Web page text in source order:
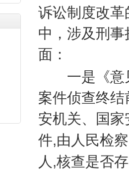
诉讼制度改
中，涉及刑
面：
一是《意见
案件侦查终
安机关、国
件,由人民检
人 ,核查是否